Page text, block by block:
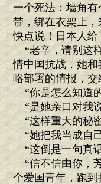
一个死法：墙角
带，绑在衣架上
快点说！日本人
“老辛，请别这样
情中国抗战，她和
略部署的情报，
“你是怎么知道
“是她亲口对我
“这样重大的秘密
“她把我当成自
“这倒是一句真话
“信不信由你，芳
个爱国青年，跑